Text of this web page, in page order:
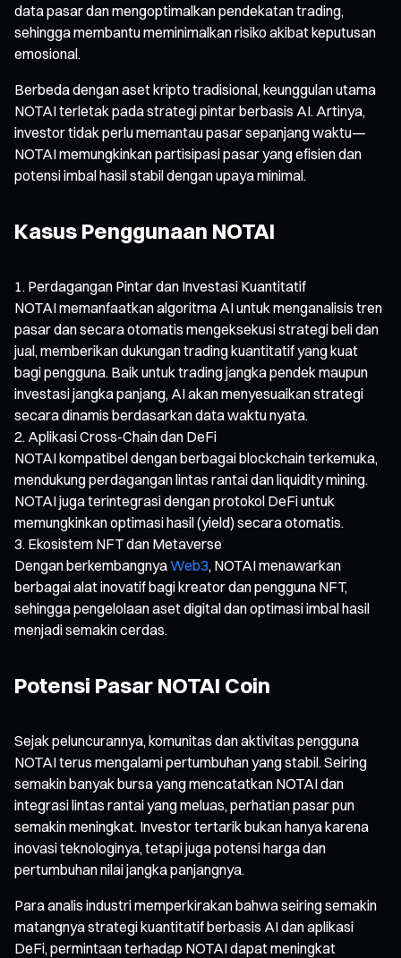
data pasar dan mengoptimalkan pendekatan trading,
sehingga membantu meminimalkan risiko akibat keputusan
emosional.
Berbeda dengan aset kripto tradisional, keunggulan utama
NOTAI terletak pada strategi pintar berbasis AI. Artinya,
investor tidak perlu memantau pasar sepanjang waktu—
NOTAI memungkinkan partisipasi pasar yang efisien dan
potensi imbal hasil stabil dengan upaya minimal.
Kasus Penggunaan NOTAI
Perdagangan Pintar dan Investasi Kuantitatif
NOTAI memanfaatkan algoritma AI untuk menganalisis tren
pasar dan secara otomatis mengeksekusi strategi beli dan
jual, memberikan dukungan trading kuantitatif yang kuat
bagi pengguna. Baik untuk trading jangka pendek maupun
investasi jangka panjang, AI akan menyesuaikan strategi
secara dinamis berdasarkan data waktu nyata.
Aplikasi Cross-Chain dan DeFi
NOTAI kompatibel dengan berbagai blockchain terkemuka,
mendukung perdagangan lintas rantai dan liquidity mining.
NOTAI juga terintegrasi dengan protokol DeFi untuk
memungkinkan optimasi hasil (yield) secara otomatis.
Ekosistem NFT dan Metaverse
Dengan berkembangnyaWeb3, NOTAI menawarkan
berbagai alat inovatif bagi kreator dan pengguna NFT,
sehingga pengelolaan aset digital dan optimasi imbal hasil
menjadi semakin cerdas.
Potensi Pasar NOTAI Coin
Sejak peluncurannya, komunitas dan aktivitas pengguna
NOTAI terus mengalami pertumbuhan yang stabil. Seiring
semakin banyak bursa yang mencatatkan NOTAI dan
integrasi lintas rantai yang meluas, perhatian pasar pun
semakin meningkat. Investor tertarik bukan hanya karena
inovasi teknologinya, tetapi juga potensi harga dan
pertumbuhan nilai jangka panjangnya.
Para analis industri memperkirakan bahwa seiring semakin
matangnya strategi kuantitatif berbasis AI dan aplikasi
DeFi, permintaan terhadap NOTAI dapat meningkat